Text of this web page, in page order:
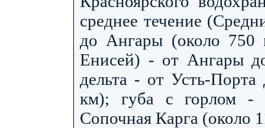
среднее течение
до Ангары (около
Енисей) - от Ангары
дельта - от Усть-
км); губа с горлом -
Сопочная Карга (около